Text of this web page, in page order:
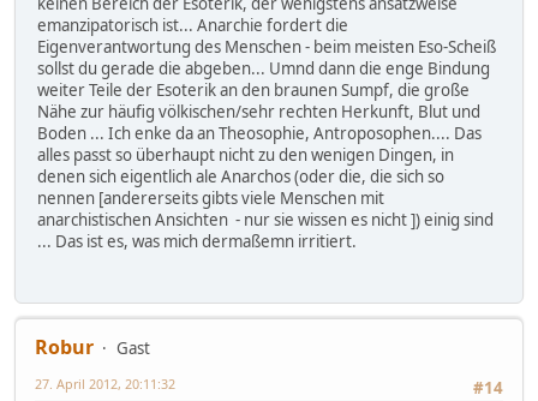
emanzipatorisch ist... Anarchie fordert die
Eigenverantwortung des Menschen - beim meisten Eso-Scheiß
sollst du gerade die abgeben... Umnd dann die enge Bindung
weiter Teile der Esoterik an den braunen Sumpf, die große
Nähe zur häufig völkischen/sehr rechten Herkunft, Blut und
Boden ... Ich enke da an Theosophie, Antroposophen.... Das
alles passt so überhaupt nicht zu den wenigen Dingen, in
denen sich eigentlich ale Anarchos (oder die, die sich so
nennen [andererseits gibts viele Menschen mit
anarchistischen Ansichten - nur sie wissen es nicht ]) einig sind
... Das ist es, was mich dermaßemn irritiert.
Robur
Gast
#14
27. April 2012, 20:11:32